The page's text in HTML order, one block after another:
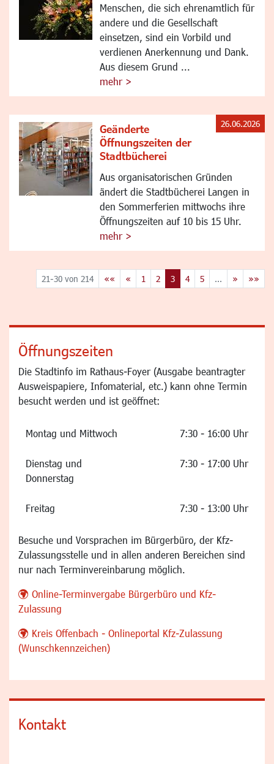
Menschen, die sich ehrenamtlich für
andere und die Gesellschaft
einsetzen, sind ein Vorbild und
verdienen Anerkennung und Dank.
Aus diesem Grund ...
mehr >
Geänderte
Öffnungszeiten der
Stadtbücherei
Aus organisatorischen Gründen
ändert die Stadtbücherei Langen in
den Sommerferien mittwochs ihre
Öffnungszeiten auf 10 bis 15 Uhr.
mehr >
26.06.2026
21-30 von 214 «« « 1 2 3 4 5 ... » »»
Öffnungszeiten
Die Stadtinfo im Rathaus-Foyer (Ausgabe beantragter
Ausweispapiere, Infomaterial, etc.) kann ohne Termin
besucht werden und ist geöffnet:
Montag und Mittwoch 7:30 - 16:00 Uhr
Dienstag und
Donnerstag
7:30 - 17:00 Uhr
Freitag 7:30 - 13:00 Uhr
Besuche und Vorsprachen im Bürgerbüro, der Kfz-
Zulassungsstelle und in allen anderen Bereichen sind
nur nach Terminvereinbarung möglich.
Online-Terminvergabe Bürgerbüro und Kfz-
Zulassung
Kreis Offenbach - Onlineportal Kfz-Zulassung
(Wunschkennzeichen)
Kontakt